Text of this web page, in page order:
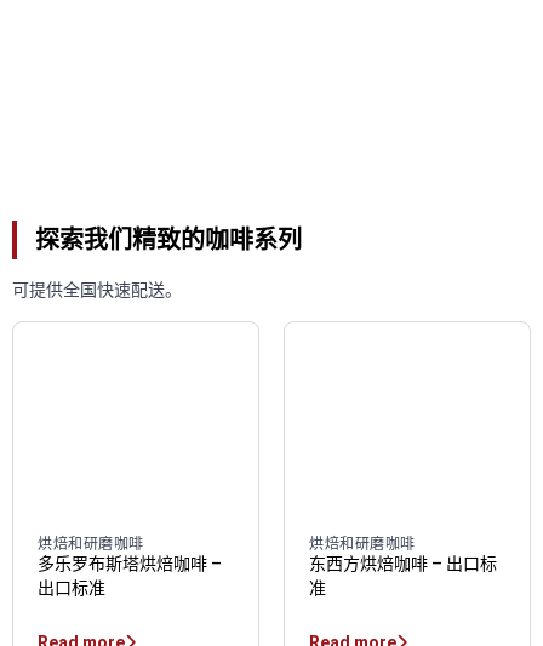
探索我们精致的咖啡系列
可提供全国快速配送。
烘焙和研磨咖啡
多乐罗布斯塔烘焙咖啡 –
出口标准
Read more
烘焙和研磨咖啡
东西方烘焙咖啡 – 出口标
准
Read more